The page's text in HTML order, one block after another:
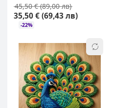
45,50 € (89,00 лв)
35,50 € (69,43 лв)
-22%